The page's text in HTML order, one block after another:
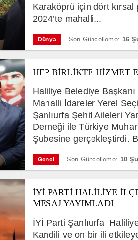
Karaköprü için dört
2024’te mahalli...
Dünya Son Güncelleme: 16
HEP BİRLİKTE HİZMET
Haliliye Belediye
Mahalli İdareler Yerel
Şanlıurfa Şehit Aileleri
Derneği ile Türkiye
Şubesine gerçekleştirdi.
Genel Son Güncelleme: 10
İYİ PARTİ HALİLİYE
MESAJ YAYIMLADI
İYİ Parti Şanlıurfa
Kandili ve on bir ili